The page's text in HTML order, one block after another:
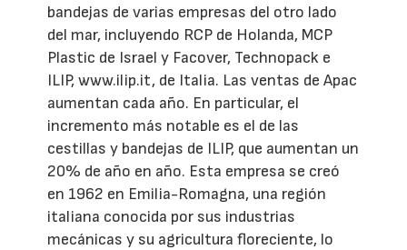
bandejas de varias empresas del otro lado
del mar, incluyendo RCP de Holanda, MCP
Plastic de Israel y Facover, Technopack e
ILIP, www.ilip.it, de Italia. Las ventas de Apac
aumentan cada año. En particular, el
incremento más notable es el de las
cestillas y bandejas de ILIP, que aumentan un
20% de año en año. Esta empresa se creó
en 1962 en Emilia-Romagna, una región
italiana conocida por sus industrias
mecánicas y su agricultura floreciente, lo